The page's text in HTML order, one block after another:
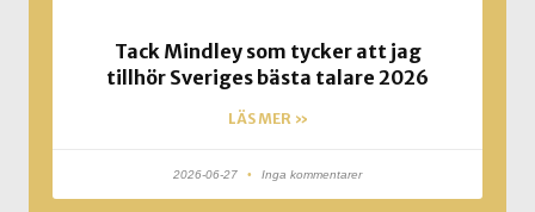
Tack Mindley som tycker att jag
tillhör Sveriges bästa talare 2026
LÄS MER »
2026-06-27 Inga kommentarer